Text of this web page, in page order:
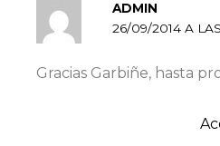
ADMIN
26/09/2014 A
Gracias Garbiñe, hasta